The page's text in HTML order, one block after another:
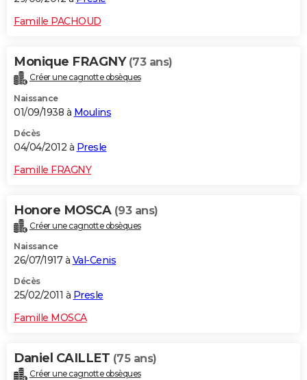
Famille PACHOUD
Monique FRAGNY (73 ans)
Créer une cagnotte obsèques
Naissance
01/09/1938 à Moulins
Décès
04/04/2012 à Presle
Famille FRAGNY
Honore MOSCA (93 ans)
Créer une cagnotte obsèques
Naissance
26/07/1917 à Val-Cenis
Décès
25/02/2011 à Presle
Famille MOSCA
Daniel CAILLET (75 ans)
Créer une cagnotte obsèques